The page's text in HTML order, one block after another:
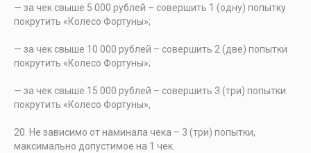
— за чек свыше 5 000 рублей – совершить 1 (одну) попытку
покрутить «Колесо Фортуны»;
— за чек свыше 10 000 рублей – совершить 2 (две) попытки
покрутить «Колесо Фортуны»;
— за чек свыше 15 000 рублей – совершить 3 (три) попытки
покрутить «Колесо Фортуны»,
Не зависимо от наминала чека – 3 (три) попытки,
максимально допустимое на 1 чек.